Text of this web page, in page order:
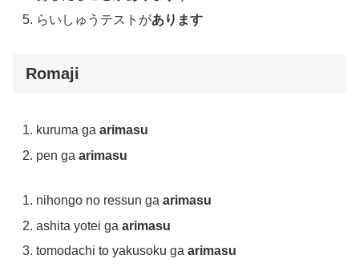
らいしゅうテストがあります
Romaji
kuruma gaarimasu
pen gaarimasu
nihongo no ressun gaarimasu
ashita yotei gaarimasu
tomodachi to yakusoku gaarimasu